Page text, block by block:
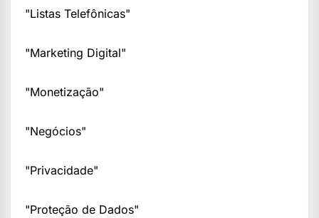
"Listas Telefônicas"
"Marketing Digital"
"Monetização"
"Negócios"
"Privacidade"
"Proteção de Dados"